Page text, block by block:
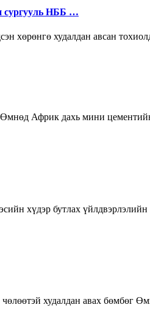
сургууль НББ …
хөрөнгө худалдан авсан
Африк дахь мини
хүдэр бутлах
чөлөөтэй худалдан авах